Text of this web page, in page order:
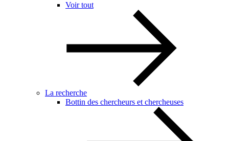
Voir tout
La recherche
Bottin des chercheurs et chercheuses